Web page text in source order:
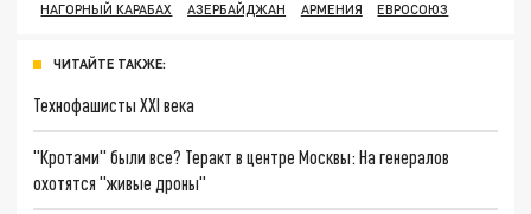
НАГОРНЫЙ КАРАБАХ
АЗЕРБАЙДЖАН АРМЕНИЯ ЕВРОСОЮЗ
ЧИТАЙТЕ ТАКЖЕ:
Технофашисты XXI века
"Кротами" были все? Теракт в центре Москвы: На генералов
охотятся "живые дроны"